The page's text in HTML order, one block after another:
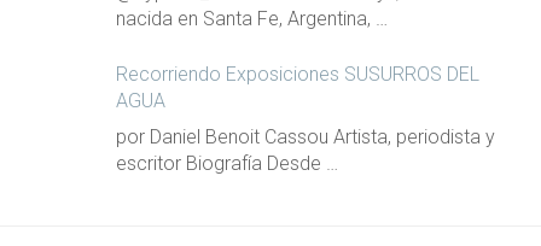
nacida en Santa Fe, Argentina, …
Recorriendo Exposiciones SUSURROS DEL
AGUA
por Daniel Benoit Cassou Artista, periodista y
escritor Biografía Desde …